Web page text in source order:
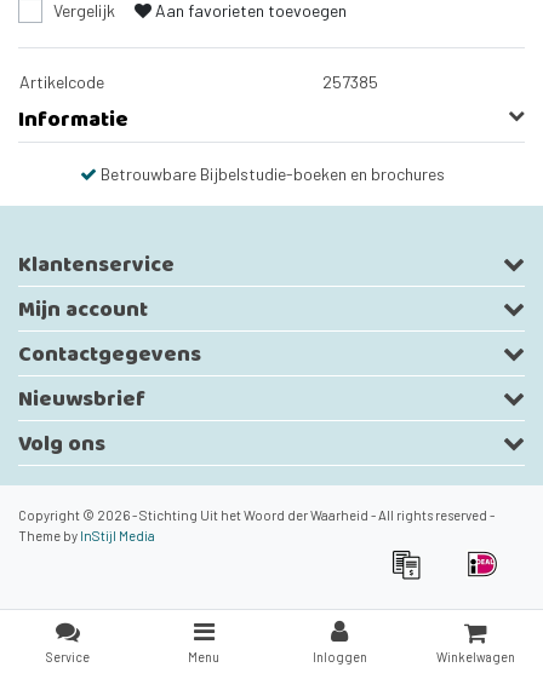
Vergelijk Aan favorieten toevoegen
Artikelcode 257385
Informatie
Betrouwbare Bijbelstudie-boeken en brochures
Klantenservice
Mijn account
Contactgegevens
Nieuwsbrief
Volg ons
Copyright © 2026 - Stichting Uit het Woord der Waarheid - All rights reserved -
Theme by InStijl Media
Service Menu Inloggen Winkelwagen